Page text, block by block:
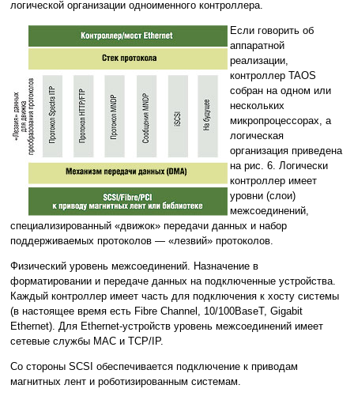
логической организации одноименного контроллера.
Если говорить об
аппаратной
реализации,
контроллер TAOS
собран на одном или
нескольких
микропроцессорах, а
логическая
организация приведена
на рис. 6. Логически
контроллер имеет
уровни (слои)
межсоединений,
специализированный «движок» передачи данных и набор
поддерживаемых протоколов — «лезвий» протоколов.
Физический уровень межсоединений. Назначение в
форматировании и передаче данных на подключенные устройства.
Каждый контроллер имеет часть для подключения к хосту системы
(в настоящее время есть Fibre Channel, 10/100BaseT, Gigabit
Ethernet). Для Ethernet-устройств уровень межсоединений имеет
сетевые службы MAC и TCP/IP.
Со стороны SCSI обеспечивается подключение к приводам
магнитных лент и роботизированным системам.